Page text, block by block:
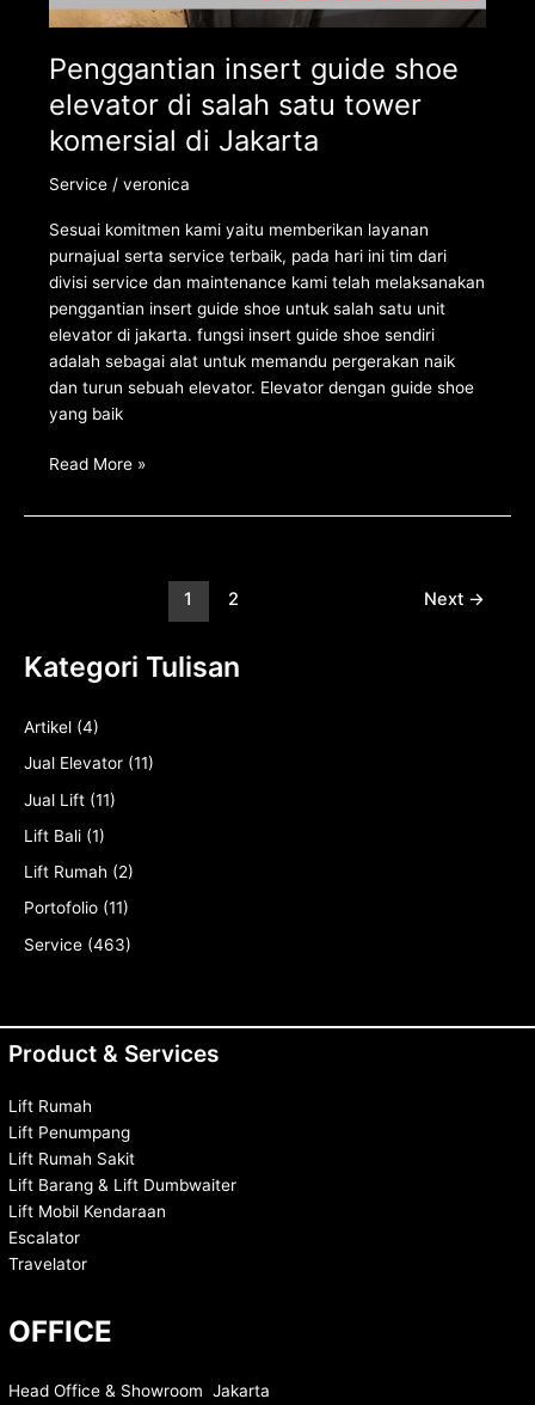
Penggantian insert guide shoe
elevator di salah satu tower
komersial di Jakarta
Service/ veronica
Sesuai komitmen kami yaitu memberikan layanan
purnajual serta service terbaik, pada hari ini tim dari
divisi service dan maintenance kami telah melaksanakan
penggantian insert guide shoe untuk salah satu unit
elevator di jakarta. fungsi insert guide shoe sendiri
adalah sebagai alat untuk memandu pergerakan naik
dan turun sebuah elevator. Elevator dengan guide shoe
yang baik
Read More »
1 2 Next →
Kategori Tulisan
Artikel (4)
Jual Elevator (11)
Jual Lift (11)
Lift Bali (1)
Lift Rumah (2)
Portofolio (11)
Service (463)
Product & Services
Lift Rumah
Lift Penumpang
Lift Rumah Sakit
Lift Barang & Lift Dumbwaiter
Lift Mobil Kendaraan
Escalator
Travelator
OFFICE
Head Office & Showroom Jakarta